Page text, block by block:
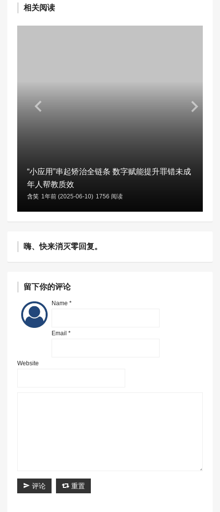
相关阅读
“小应用”串起矫治全链条 数字赋能提升罪错未成
年人帮教质效
含笑 1年前 (2025-06-10) 1756 阅读
嗨、快来消灭零回复。
留下你的评论
Name *
Email *
Website
评论 重置